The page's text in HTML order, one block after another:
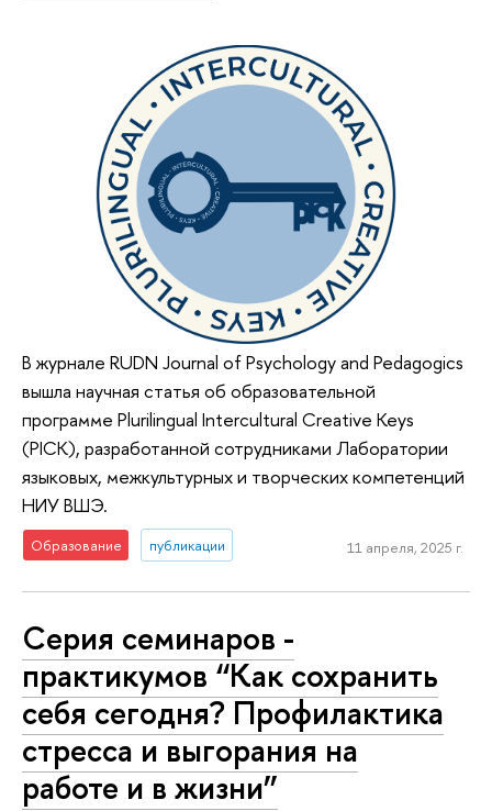
В журнале RUDN Journal of Psychology and Pedagogics
вышла научная статья об образовательной
программе Plurilingual Intercultural Creative Keys
(PICK), разработанной сотрудниками Лаборатории
языковых, межкультурных и творческих компетенций
НИУ ВШЭ.
Образование публикации 11 апреля, 2025 г.
Серия семинаров -
практикумов “Как сохранить
себя сегодня? Профилактика
стресса и выгорания на
работе и в жизни”